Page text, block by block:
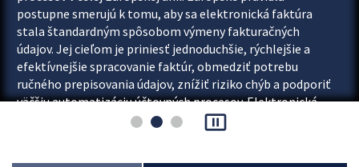
postupne smerujú k tomu, aby sa elektronická faktúra
stala štandardným spôsobom výmeny fakturačných
údajov. Jej cieľom je priniesť jednoduchšie, rýchlejšie a
efektívnejšie spracovanie faktúr, obmedziť potrebu
ručného prepisovania údajov, znížiť riziko chýb a podporiť
väčšiu automatizáciu účtovných procesov. Elektronická
fakturácia preto nepredstavuje...
pause_presentation